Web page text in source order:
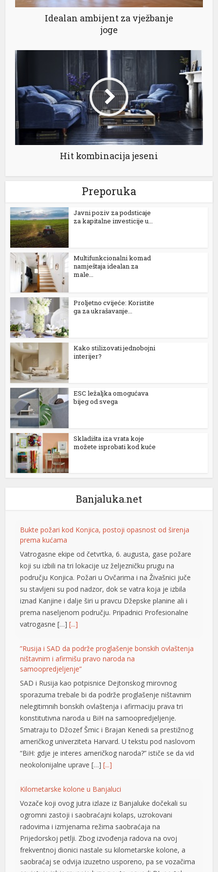
Idealan ambijent za vježbanje
joge
Hit kombinacija jeseni
Preporuka
Јavni poziv za podsticaje
za kapitalne investicije u...
Multifunkcionalni komad
namještaja idealan za
male...
Proljetno cvijeće: Koristite
ga za ukrašavanje...
Kako stilizovati jednobojni
interijer?
ESC ležaljka omogućava
bijeg od svega
Skladišta iza vrata koje
možete isprobati kod kuće
Banjaluka.net
Bukte požari kod Konjica, postoji opasnost od širenja
prema kućama
Vatrogasne ekipe od četvrtka, 6. augusta, gase požare
koji su izbili na tri lokacije uz željezničku prugu na
području Konjica. Požari u Ovčarima i na Živašnici juče
su stavljeni su pod nadzor, dok se vatra koja je izbila
iznad Kanjine i dalje širi u pravcu Džepske planine ali i
prema naseljenom području. Pripadnici Profesionalne
vatrogasne […][...]
”Rusija i SAD da podrže proglašenje bonskih ovlaštenja
ništavnim i afirmišu pravo naroda na
samoopredjeljenje”
SAD i Rusija kao potpisnice Dejtonskog mirovnog
sporazuma trebale bi da podrže proglašenje ništavnim
nelegitimnih bonskih ovlaštenja i afirmaciju prava tri
konstitutivna naroda u BiH na samoopredjeljenje.
Smatraju to Džozef Šmic i Brajan Kenedi sa prestižnog
američkog univerziteta Harvard. U tekstu pod naslovom
“BiH: gdje je interes američkog naroda?” ističe se da vid
neokolonijalne uprave […][...]
Kilometarske kolone u Banjaluci
Vozače koji ovog jutra izlaze iz Banjaluke dočekali su
ogromni zastoji i saobraćajni kolaps, uzrokovani
radovima i izmjenama režima saobraćaja na
Prijedorskoj petlji. Zbog izvođenja radova na ovoj
frekventnoj dionici nastale su kilometarske kolone, a
saobraćaj se odvija izuzetno usporeno, pa se vozačima